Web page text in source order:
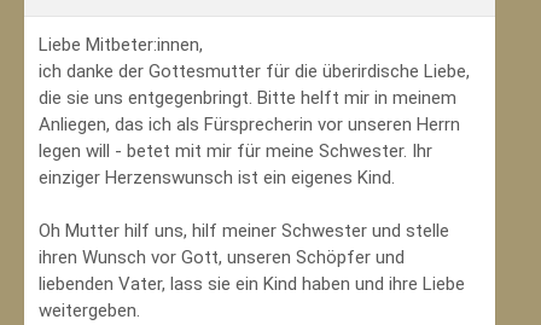
Liebe Mitbeter:innen,
ich danke der Gottesmutter für die überirdische Liebe,
die sie uns entgegenbringt. Bitte helft mir in meinem
Anliegen, das ich als Fürsprecherin vor unseren Herrn
legen will - betet mit mir für meine Schwester. Ihr
einziger Herzenswunsch ist ein eigenes Kind.
Oh Mutter hilf uns, hilf meiner Schwester und stelle
ihren Wunsch vor Gott, unseren Schöpfer und
liebenden Vater, lass sie ein Kind haben und ihre Liebe
weitergeben.